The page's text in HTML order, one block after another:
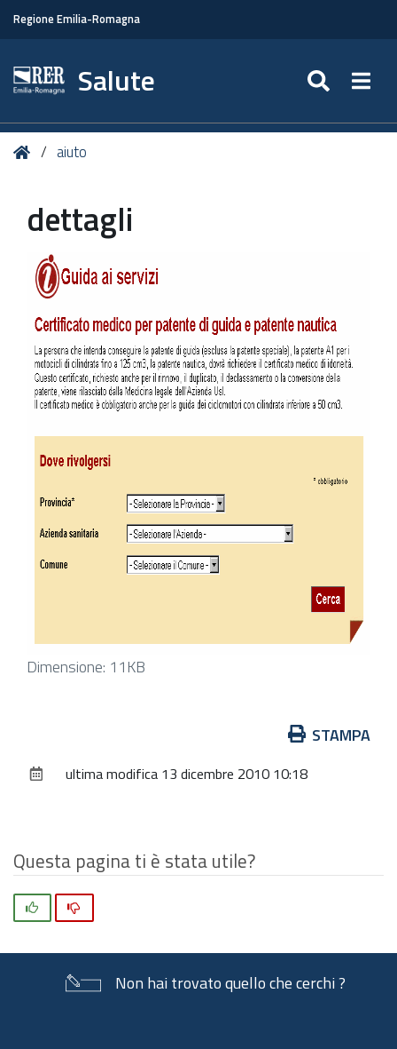
Regione Emilia-Romagna
Salute
Tu Home
aiuto
dettagli
Clicca
alle
dimensioni
Dimensione: 11KB
documento
STAMPA
ultima modifica 13 dicembre 2010 10:18
Questa pagina ti è stata utile?
Non hai trovato quello che cerchi ?